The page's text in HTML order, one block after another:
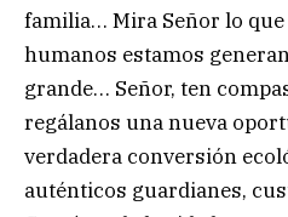
familia… Mira Señor lo
humanos estamos
grande… Señor, ten
regálanos una nueva
verdadera conversión
auténticos guardianes,